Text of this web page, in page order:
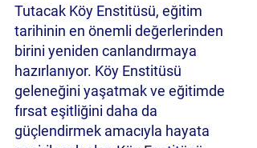
Tutacak Köy Enstitüsü, eğitim
tarihinin en önemli değerlerinden
birini yeniden canlandırmaya
hazırlanıyor. Köy Enstitüsü
geleneğini yaşatmak ve eğitimde
fırsat eşitliğini daha da
güçlendirmek amacıyla hayata